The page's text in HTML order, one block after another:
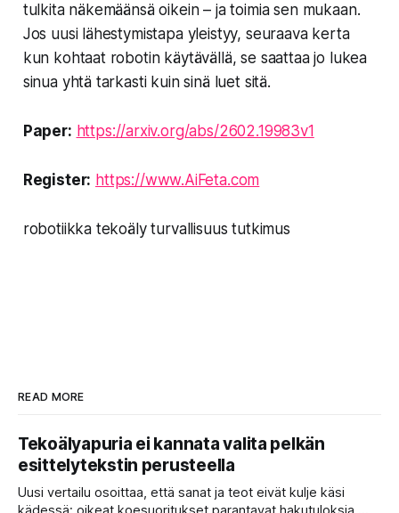
tulkita näkemäänsä oikein – ja toimia sen mukaan.
Jos uusi lähestymistapa yleistyy, seuraava kerta
kun kohtaat robotin käytävällä, se saattaa jo lukea
sinua yhtä tarkasti kuin sinä luet sitä.
Paper: https://arxiv.org/abs/2602.19983v1
Register: https://www.AiFeta.com
robotiikka tekoäly turvallisuus tutkimus
READ MORE
Tekoälyapuria ei kannata valita pelkän
esittelytekstin perusteella
Uusi vertailu osoittaa, että sanat ja teot eivät kulje käsi